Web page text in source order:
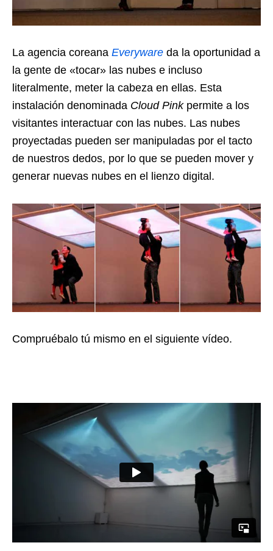
La agencia coreana Everyware da la oportunidad a
la gente de «tocar» las nubes e incluso
literalmente, meter la cabeza en ellas. Esta
instalación denominada Cloud Pinkpermite a los
visitantes interactuar con las nubes. Las nubes
proyectadas pueden ser manipuladas por el tacto
de nuestros dedos, por lo que se pueden mover y
generar nuevas nubes en el lienzo digital.
Compruébalo tú mismo en el siguiente vídeo.